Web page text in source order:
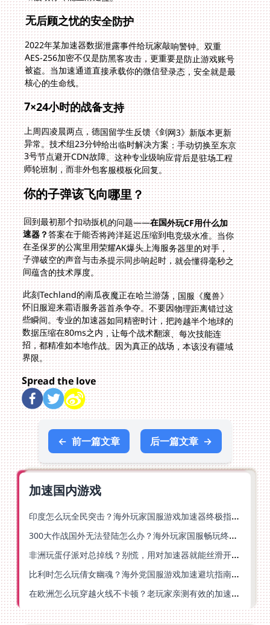
无后顾之忧的安全防护
2022年某加速器数据泄露事件给玩家敲响警钟。双重
AES-256加密不仅是防黑客攻击，更重要是防止游戏账号
被盗。当加速通道直接承载你的微信登录态，安全就是最
核心的生命线。
7×24小时的战备支持
上周四凌晨两点，德国留学生反馈《剑网3》新版本更新
异常。技术组23分钟给出临时解决方案：手动切换至东京
3号节点避开CDN故障。这种专业级响应背后是驻场工程
师轮班制，而非外包客服模板化回复。
你的子弹该飞向哪里？
回到最初那个扣动扳机的问题——在国外玩CF用什么加
速器？答案在于能否将跨洋延迟压缩到电竞级水准。当你
在圣保罗的公寓里用荣耀AK爆头上海服务器里的对手，
子弹破空的声音与击杀提示同步响起时，就会懂得毫秒之
间蕴含的技术厚度。
此刻Techland的南瓜夜魔正在哈兰游荡，国服《魔兽》
怀旧服迎来霜语服务器首杀争夺。不要因物理距离错过这
些瞬间。专业的加速器如同精密时计，把跨越半个地球的
数据压缩在80ms之内，让每个战术翻滚、每次技能连
招，都精准如本地作战。因为真正的战场，本该没有疆域
界限。
Spread the love
← 前一篇文章 后一篇文章 →
加速国内游戏
印度怎么玩全民突击？海外玩家国服游戏加速器终极指南（附原神延迟优化+精灵之境加速器选择）
300大作战国外无法登陆怎么办？海外玩家国服畅玩终极指南（附实测推荐）
非洲玩蛋仔派对总掉线？别慌，用对加速器就能丝滑开跑！
比利时怎么玩倩女幽魂？海外党国服游戏加速避坑指南（附实测推荐）
在欧洲怎么玩穿越火线不卡顿？老玩家亲测有效的加速器选择指南